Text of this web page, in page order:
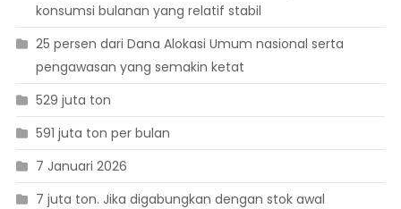
konsumsi bulanan yang relatif stabil
25 persen dari Dana Alokasi Umum nasional serta
pengawasan yang semakin ketat
529 juta ton
591 juta ton per bulan
7 Januari 2026
7 juta ton. Jika digabungkan dengan stok awal